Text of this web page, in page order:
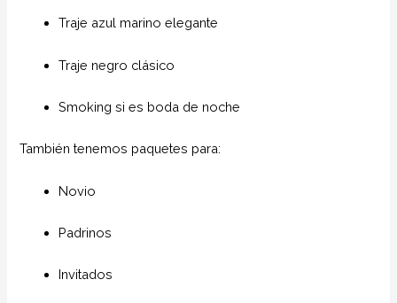
Traje azul marino elegante
Traje negro clásico
Smoking si es boda de noche
También tenemos paquetes para:
Novio
Padrinos
Invitados